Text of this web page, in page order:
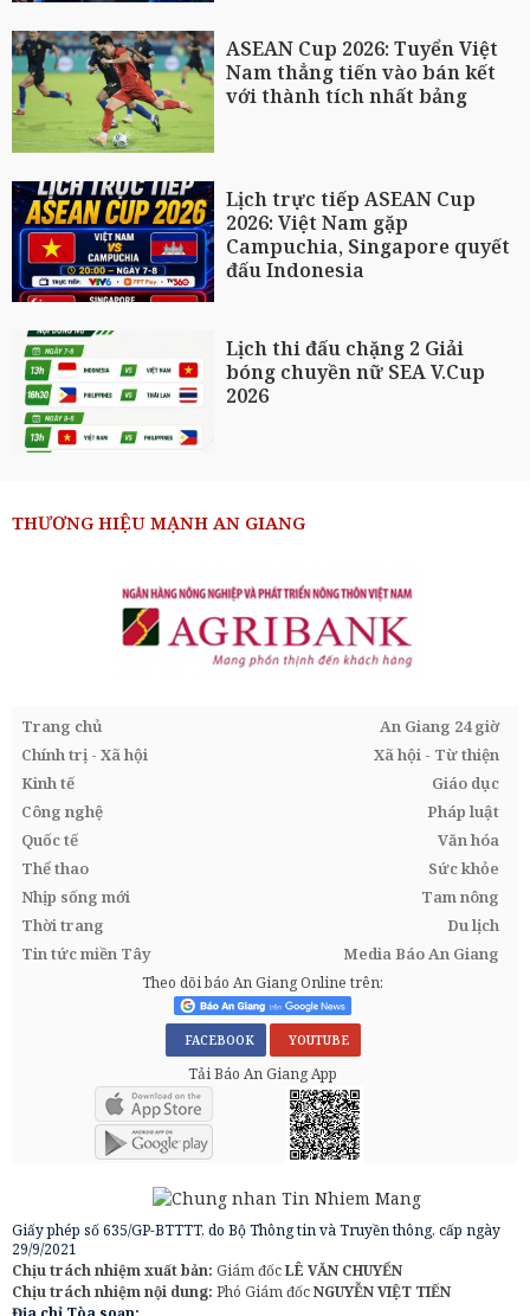
ASEAN Cup 2026: Tuyển Việt
Nam thẳng tiến vào bán kết
với thành tích nhất bảng
Lịch trực tiếp ASEAN Cup
2026: Việt Nam gặp
Campuchia, Singapore quyết
đấu Indonesia
Lịch thi đấu chặng 2 Giải
bóng chuyền nữ SEA V.Cup
2026
THƯƠNG HIỆU MẠNH AN GIANG
Trang chủ
An Giang 24 giờ
Chính trị - Xã hội
Xã hội - Từ thiện
Kinh tế
Giáo dục
Công nghệ
Pháp luật
Quốc tế
Văn hóa
Thể thao
Sức khỏe
Nhịp sống mới
Tam nông
Thời trang
Du lịch
Tin tức miền Tây
Media Báo An Giang
Theo dõi báo An Giang Online trên:
FACEBOOK YOUTUBE
Tải Báo An Giang App
Giấy phép số 635/GP-BTTTT, do Bộ Thông tin và Truyền thông, cấp ngày
29/9/2021
Chịu trách nhiệm xuất bản: Giám đốcLÊ VĂN CHUYỂN
Chịu trách nhiệm nội dung: Phó Giám đốcNGUYỄN VIỆT TIẾN